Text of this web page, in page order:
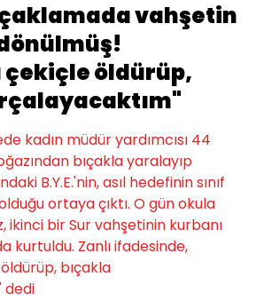
vahşetin
öldürüp,
kadın müdür yardımcısı 44
bıçakla yaralayıp
B.Y.E.'nin, asıl hedefinin sınıf
ortaya çıktı. O gün okula
ikinci bir Sur vahşetinin kurbanı
kurtuldu. Zanlı ifadesinde,
bıçakla
dedi